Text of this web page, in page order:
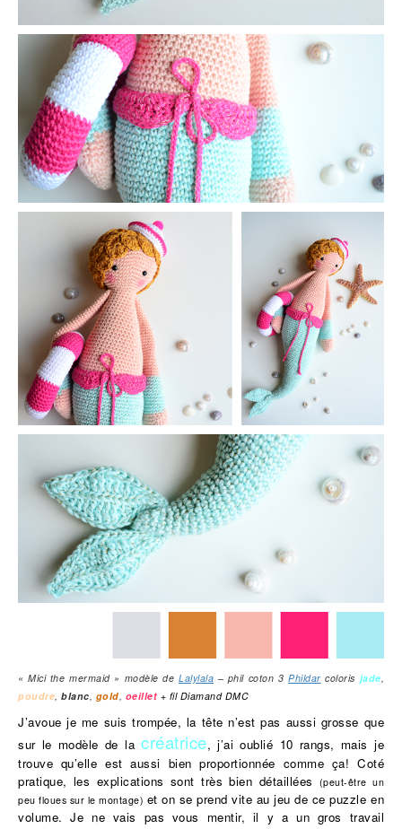
« Mici the mermaid » modèle de Lalylala – phil coton 3Phildar coloris jade,
poudre, blanc, gold, oeillet + fil Diamand DMC
J’avoue je me suis trompée, la tête n’est pas aussi grosse que
sur le modèle de lacréatrice, j’ai oublié 10 rangs, mais je
trouve qu’elle est aussi bien proportionnée comme ça! Coté
pratique, les explications sont très bien détaillées (peut-être un
peu floues sur le montage) et on se prend vite au jeu de ce puzzle en
volume. Je ne vais pas vous mentir, il y a un gros travail